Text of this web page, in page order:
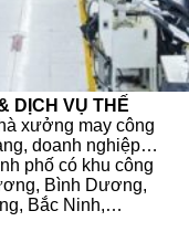
DỊCH VỤ THẾ
xưởng may công
doanh nghiệp…
phố có khu công
Bình Dương,
Bắc Ninh,…